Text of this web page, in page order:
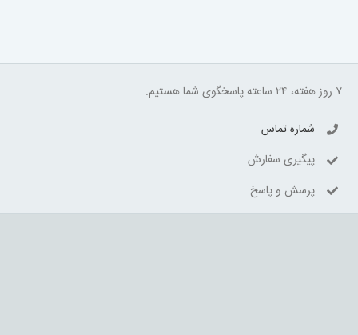
۷ روز هفته، ۲۴ ساعته پاسخگوی شما هستیم.
شماره تماس
پیگیری سفارش
پرسش و پاسخ